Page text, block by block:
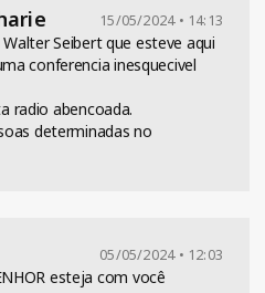
15/05/2024 • 14:13
Seibert que esteve aqui
conferencia inesquecivel
radio abencoada.
determinadas no
05/05/2024 • 12:03
esteja com você